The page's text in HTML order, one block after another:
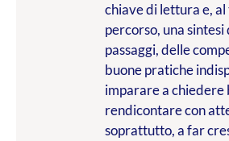
chiave di lettura e,
percorso, una
passaggi, delle
buone pratiche
imparare a chiedere
rendicontare con
soprattutto, a far